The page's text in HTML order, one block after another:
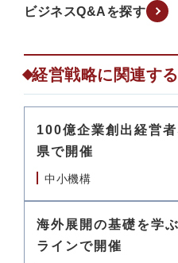
ビジネスQ&Aを探す
経営戦略に関連す
100億企業創出経営
県で開催
中小機構
海外展開の基礎を学
ラインで開催